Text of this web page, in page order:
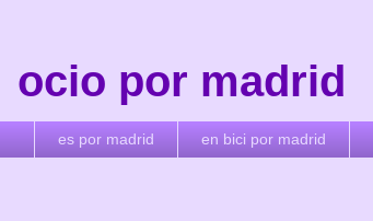
ocio por madrid
es por madrid en bici por madrid